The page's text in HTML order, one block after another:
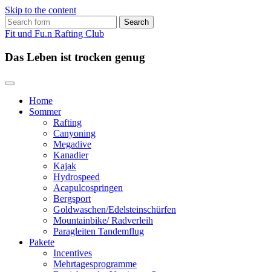
Skip to the content
Search
for:
Fit und Fu.n Rafting Club
Das Leben ist trocken genug
Home
Sommer
Rafting
Canyoning
Megadive
Kanadier
Kajak
Hydrospeed
Acapulcospringen
Bergsport
Goldwaschen/Edelsteinschürfen
Mountainbike/ Radverleih
Paragleiten Tandemflug
Pakete
Incentives
Mehrtagesprogramme